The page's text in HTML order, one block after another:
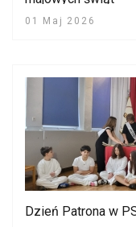
01 Maj 2026
Dzień Patrona w